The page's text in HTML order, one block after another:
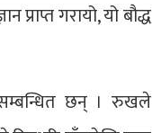
गरायो, यो बौद्ध
सम्बन्धित छन् । रुखले